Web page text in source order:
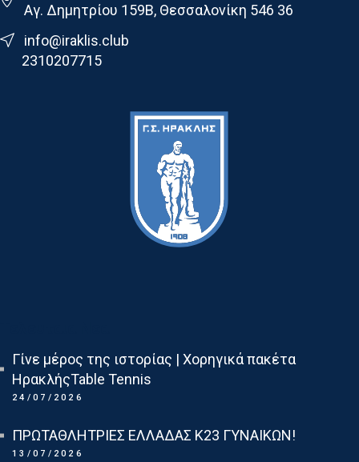
Αγ. Δημητρίου 159Β, Θεσσαλονίκη 546 36
info@iraklis.club
2310207715
Γίνε μέρος της ιστορίας | Χορηγικά πακέτα
ΗρακλήςTable Tennis
24/07/2026
ΠΡΩΤΑΘΛΗΤΡΙΕΣ ΕΛΛΑΔΑΣ Κ23 ΓΥΝΑΙΚΩΝ!
13/07/2026